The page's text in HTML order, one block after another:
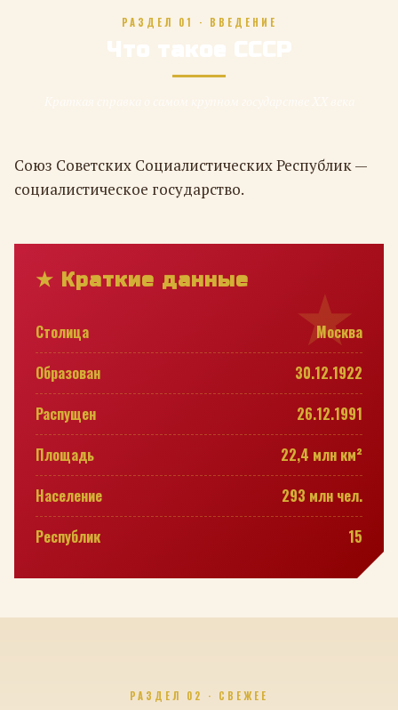
РАЗДЕЛ 01 · ВВЕДЕНИЕ
Что такое СССР
Союз Советских Социалистических Республик —
социалистическое государство.
★ Краткие данные
Столица
Москва
Образован
30.12.1922
Распущен
26.12.1991
Площадь
22,4 млн км²
Население
293 млн чел.
Республик
15
РАЗДЕЛ 02 · СВЕЖЕЕ